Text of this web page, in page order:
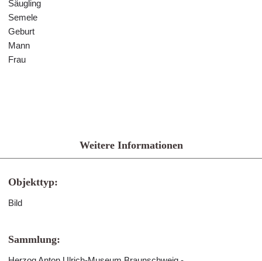
Säugling
Semele
Geburt
Mann
Frau
Weitere Informationen
Objekttyp:
Bild
Sammlung: